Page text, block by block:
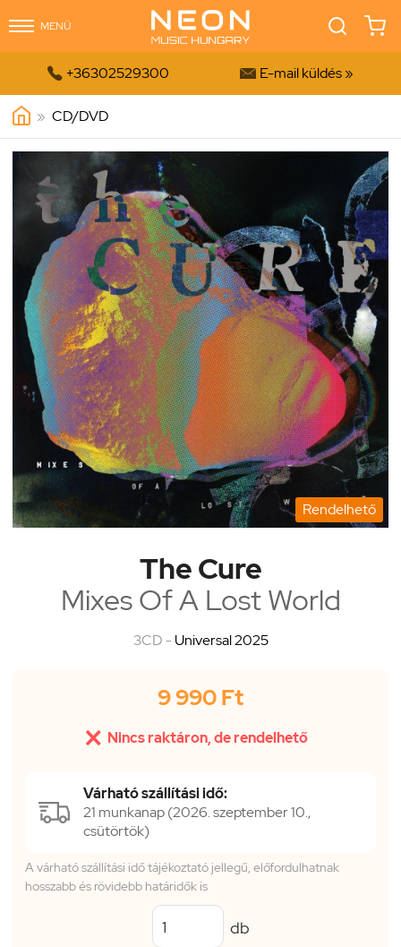
MENÜ
 +36302529300  E-mail küldés »
» CD/DVD
Rendelhető
The Cure
Mixes Of A Lost World
3CD -Universal 2025
9 990 Ft
 Nincs raktáron, de rendelhető
Várható szállítási idő:
21 munkanap (2026. szeptember 10.,
csütörtök)
A várható szállítási idő tájékoztató jellegű, előfordulhatnak
hosszabb és rövidebb határidők is
db